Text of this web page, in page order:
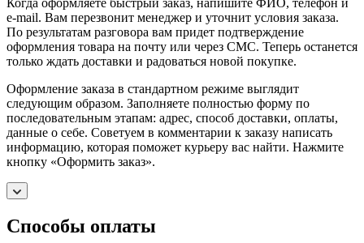
Когда оформляете быстрый заказ, напишите ФИО, телефон и
e-mail. Вам перезвонит менеджер и уточнит условия заказа.
По результатам разговора вам придет подтверждение
оформления товара на почту или через СМС. Теперь останется
только ждать доставки и радоваться новой покупке.
Оформление заказа в стандартном режиме выглядит
следующим образом. Заполняете полностью форму по
последовательным этапам: адрес, способ доставки, оплаты,
данные о себе. Советуем в комментарии к заказу написать
информацию, которая поможет курьеру вас найти. Нажмите
кнопку «Оформить заказ».
Способы оплаты